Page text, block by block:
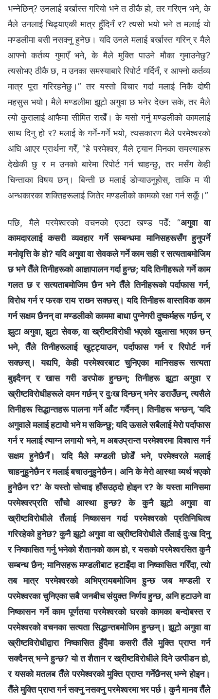
भन्‍नेछिन्? उनलाई बर्खास्त गरियो भने त ठीकै हो, तर गरिएन भने, के
मैले उनलाई चिढ्याएकी मात्र हुँदिनँ र? त्यसो भयो भने त मलाई यो
मण्डलीमा बसी नसक्नु हुनेछ। यदि उनले मलाई बर्खास्त गरिन् र मैले
आफ्‍नो कर्तव्य गुमाएँ भने, के मैले मुक्ति पाउने मौका गुमाउनेछु?
त्यसोभए ठीकै छ, म उनका समस्याबारे रिपोर्ट गर्दिनँ, र आफ्‍नो कर्तव्य
मात्र पूरा गरिरहनेछु।” तर यस्तो विचार गर्दा मलाई निकै दोषी
महसुस भयो। मैले मण्डलीमा झूटो अगुवा छ भनेर देख्‍न सके, तर मैले
त्यो कुरालाई आफैमा सीमित राखेँ। के यसो गर्नु मण्डलीको कामलाई
साथ दिनु हो र? मलाई के गर्ने-गर्ने भयो, त्यसकारण मैले परमेश्‍वरको
अघि आएर प्रार्थना गरेँ, “हे परमेश्‍वर, मैले ट्यान मिनका समस्याहरू
देखेकी छु र म उनको बारेमा रिपोर्ट गर्न चाहन्छु, तर मसँग केही
चिन्ताका विषय छन्। बिन्ती छ मलाई डोऱ्याउनुहोस्, ताकि म यी
अन्धकारका शक्तिहरूलाई जितेर मण्डलीको कामको रक्षा गर्न सकूँ।”
पछि, मैले परमेश्‍वरको वचनको एउटा खण्ड पढेँ: “अगुवा वा
कामदारलाई कसरी व्यवहार गर्ने सम्बन्धमा मानिसहरूसँग हुनुपर्ने
मनोवृत्ति के हो? यदि अगुवा वा सेवकले गर्ने काम सही र सत्यताबमोजिम
छ भने तैँले तिनीहरूको आज्ञापालन गर्दा हुन्छ; यदि तिनीहरूले गर्ने काम
गलत छ र सत्यताबमोजिम छैन भने तैँले तिनीहरूको पर्दाफास गर्न,
विरोध गर्न र फरक राय राख्‍न सक्छस्। यदि तिनीहरू वास्तविक काम
गर्न सक्षम छैनन् वा मण्डलीको काममा बाधा पुग्नेगरी दुष्कर्महरू गर्छन्, र
झुटा अगुवा, झुटा सेवक, वा ख्रीष्टविरोधी भएको खुलासा भएका छन्
भने, तैँले तिनीहरूलाई खुट्ट्याउन, पर्दाफास गर्न र रिपोर्ट गर्न
सक्छस्। यद्यपि, केही परमेश्‍वरबाट चुनिएका मानिसहरू सत्यता
बुझ्दैनन् र खास गरी डरपोक हुन्छन्; तिनीहरू झूटा अगुवा र
ख्रीष्टविरोधीहरूले दमन गर्छन् र दुःख दिन्छन् भनेर डराउँछन्, त्यसैले
तिनीहरू सिद्धान्तहरू पालना गर्ने आँट गर्दैनन्। तिनीहरू भन्छन्, ‘यदि
अगुवाले मलाई हटायो भने म सकिन्छु; यदि ऊसले सबैलाई मेरो पर्दाफास
गर्न र मलाई त्याग्‍न लगायो भने, म अबउप्रान्त परमेश्‍वरमा विश्‍वास गर्न
सक्षम हुनेछैनँ। यदि मैले मण्डली छोडेँ भने, परमेश्‍वरले मलाई
चाहनुहुनेछैन र मलाई बचाउनुहुनेछैन। अनि के मेरो आस्था व्यर्थ भएको
हुनेछैन र?’ के यस्तो सोचाइ हाँसउठ्दो होइन र? के यस्ता मानिसमा
परमेश्वरप्रति साँचो आस्था हुन्छ? के कुनै झूटो अगुवा वा
ख्रीष्टविरोधीले तँलाई निष्कासन गर्दा परमेश्वरको प्रतिनिधित्व
गरिरहेको हुनेछ? कुनै झूटो अगुवा वा ख्रीष्टविरोधीले तँलाई दुःख दिनु
र निष्कासित गर्नु भनेको शैतानको काम हो, र यसको परमेश्वरसित कुनै
सम्बन्ध छैन; मानिसहरू मण्डलीबाट हटाइँदा वा निष्कासित गरिँदा, त्यो
तब मात्र परमेश्वरको अभिप्रायबमोजिम हुन्छ जब मण्डली र
परमेश्वरका चुनिएका सबै जनबीच संयुक्त निर्णय हुन्छ, अनि हटाउने वा
निष्कासन गर्ने काम पूर्णतया परमेश्वरको घरको कामका बन्दोबस्त र
परमेश्वरको वचनका सत्यता सिद्धान्तबमोजिम हुन्छन्। झूटो अगुवा वा
ख्रीष्टविरोधीद्वारा निष्कासित हुँदैमा कसरी तैँले मुक्ति प्राप्त गर्न
सक्दैनस् भन्ने हुन्छ? यो त शैतान र ख्रीष्टविरोधीले दिने उत्पीडन हो,
र यसको मतलब तैँले परमेश्वरको मुक्ति प्राप्त गर्नेछैनस् भन्ने होइन।
तैँले मुक्ति प्राप्त गर्न सक्नु नसक्नु परमेश्वरमा भर पर्छ। कुनै मानव तैँले